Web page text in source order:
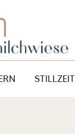
STILLZEIT